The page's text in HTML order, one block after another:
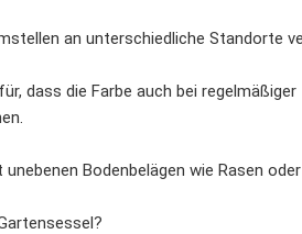
an unterschiedliche Standorte
dass die Farbe auch bei regelmäßiger
Bodenbelägen wie Rasen oder